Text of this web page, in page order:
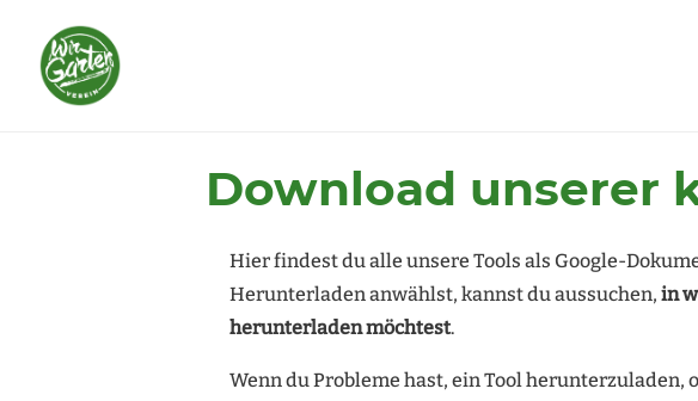
Download unserer
Hier findest du alle unsere Tools als Google-
Herunterladen anwählst, kannst du aussuchen, in
herunterladen möchtest.
Wenn du Probleme hast, ein Tool herunterzuladen,